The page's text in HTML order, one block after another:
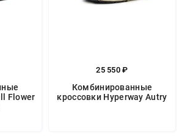
Flower
25 550 ₽
Комбинированные
кроссовки Hyperway Autry